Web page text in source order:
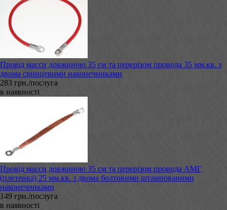
Провід масси довжиною 35 см та перерізом провода 35 мм.кв. з
двома свинцевими наконечниками
283 грн./послуга
в наявності
Провід масси довжиною 35 см та перерізом провода АМГ
(плетенка) 25 мм.кв. з двома болтовими штампованими
наконечниками
149 грн./послуга
в наявності